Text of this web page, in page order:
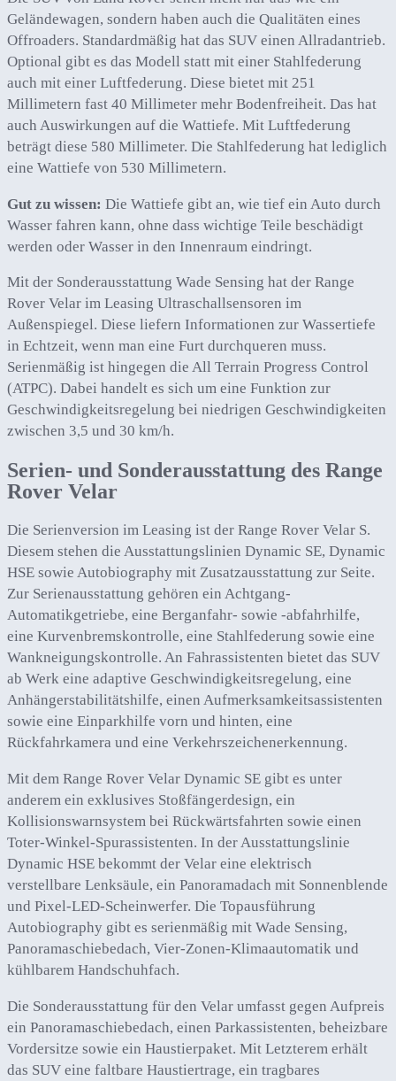
Geländewagen, sondern haben auch die Qualitäten eines
Offroaders. Standardmäßig hat das SUV einen Allradantrieb.
Optional gibt es das Modell statt mit einer Stahlfederung
auch mit einer Luftfederung. Diese bietet mit 251
Millimetern fast 40 Millimeter mehr Bodenfreiheit. Das hat
auch Auswirkungen auf die Wattiefe. Mit Luftfederung
beträgt diese 580 Millimeter. Die Stahlfederung hat lediglich
eine Wattiefe von 530 Millimetern.
Gut zu wissen: Die Wattiefe gibt an, wie tief ein Auto durch
Wasser fahren kann, ohne dass wichtige Teile beschädigt
werden oder Wasser in den Innenraum eindringt.
Mit der Sonderausstattung Wade Sensing hat der Range
Rover Velar im Leasing Ultraschallsensoren im
Außenspiegel. Diese liefern Informationen zur Wassertiefe
in Echtzeit, wenn man eine Furt durchqueren muss.
Serienmäßig ist hingegen die All Terrain Progress Control
(ATPC). Dabei handelt es sich um eine Funktion zur
Geschwindigkeitsregelung bei niedrigen Geschwindigkeiten
zwischen 3,5 und 30 km/h.
Serien- und Sonderausstattung des Range
Rover Velar
Die Serienversion im Leasing ist der Range Rover Velar S.
Diesem stehen die Ausstattungslinien Dynamic SE, Dynamic
HSE sowie Autobiography mit Zusatzausstattung zur Seite.
Zur Serienausstattung gehören ein Achtgang-
Automatikgetriebe, eine Berganfahr- sowie -abfahrhilfe,
eine Kurvenbremskontrolle, eine Stahlfederung sowie eine
Wankneigungskontrolle. An Fahrassistenten bietet das SUV
ab Werk eine adaptive Geschwindigkeitsregelung, eine
Anhängerstabilitätshilfe, einen Aufmerksamkeitsassistenten
sowie eine Einparkhilfe vorn und hinten, eine
Rückfahrkamera und eine Verkehrszeichenerkennung.
Mit dem Range Rover Velar Dynamic SE gibt es unter
anderem ein exklusives Stoßfängerdesign, ein
Kollisionswarnsystem bei Rückwärtsfahrten sowie einen
Toter-Winkel-Spurassistenten. In der Ausstattungslinie
Dynamic HSE bekommt der Velar eine elektrisch
verstellbare Lenksäule, ein Panoramadach mit Sonnenblende
und Pixel-LED-Scheinwerfer. Die Topausführung
Autobiography gibt es serienmäßig mit Wade Sensing,
Panoramaschiebedach, Vier-Zonen-Klimaautomatik und
kühlbarem Handschuhfach.
Die Sonderausstattung für den Velar umfasst gegen Aufpreis
ein Panoramaschiebedach, einen Parkassistenten, beheizbare
Vordersitze sowie ein Haustierpaket. Mit Letzterem erhält
das SUV eine faltbare Haustiertrage, ein tragbares